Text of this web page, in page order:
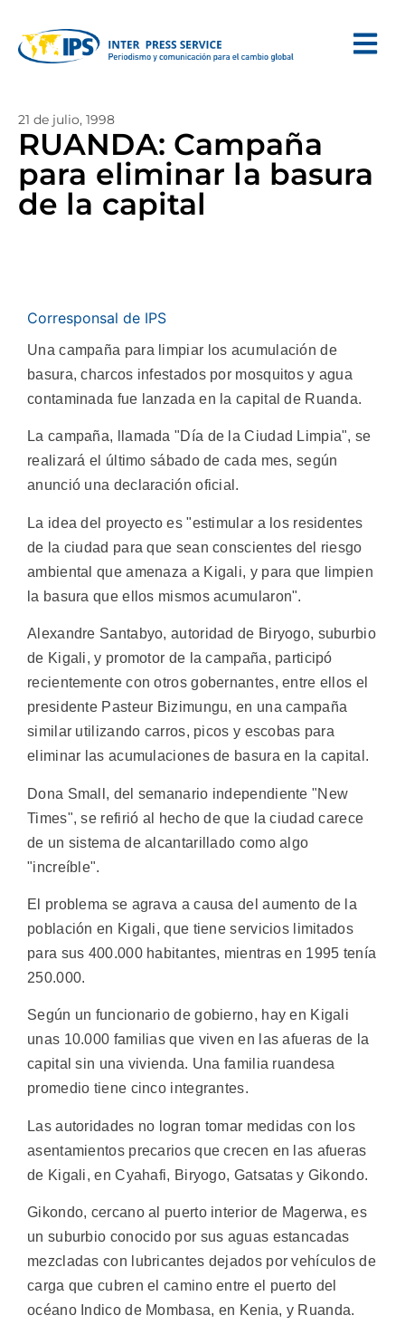
21 de julio, 1998
RUANDA: Campaña
para eliminar la basura
de la capital
Corresponsal de IPS
Una campaña para limpiar los acumulación de
basura, charcos infestados por mosquitos y agua
contaminada fue lanzada en la capital de Ruanda.
La campaña, llamada "Día de la Ciudad Limpia", se
realizará el último sábado de cada mes, según
anunció una declaración oficial.
La idea del proyecto es "estimular a los residentes
de la ciudad para que sean conscientes del riesgo
ambiental que amenaza a Kigali, y para que limpien
la basura que ellos mismos acumularon".
Alexandre Santabyo, autoridad de Biryogo, suburbio
de Kigali, y promotor de la campaña, participó
recientemente con otros gobernantes, entre ellos el
presidente Pasteur Bizimungu, en una campaña
similar utilizando carros, picos y escobas para
eliminar las acumulaciones de basura en la capital.
Dona Small, del semanario independiente "New
Times", se refirió al hecho de que la ciudad carece
de un sistema de alcantarillado como algo
"increíble".
El problema se agrava a causa del aumento de la
población en Kigali, que tiene servicios limitados
para sus 400.000 habitantes, mientras en 1995 tenía
250.000.
Según un funcionario de gobierno, hay en Kigali
unas 10.000 familias que viven en las afueras de la
capital sin una vivienda. Una familia ruandesa
promedio tiene cinco integrantes.
Las autoridades no logran tomar medidas con los
asentamientos precarios que crecen en las afueras
de Kigali, en Cyahafi, Biryogo, Gatsatas y Gikondo.
Gikondo, cercano al puerto interior de Magerwa, es
un suburbio conocido por sus aguas estancadas
mezcladas con lubricantes dejados por vehículos de
carga que cubren el camino entre el puerto del
océano Indico de Mombasa, en Kenia, y Ruanda.